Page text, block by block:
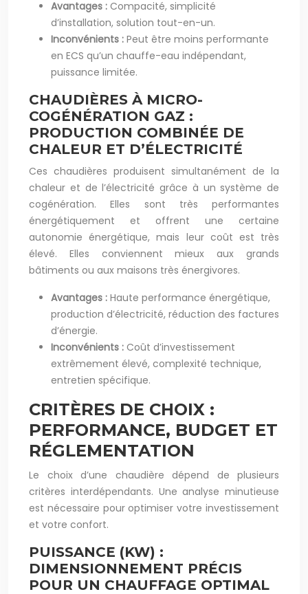
Avantages : Compacité, simplicité
d’installation, solution tout-en-un.
Inconvénients : Peut être moins performante
en ECS qu’un chauffe-eau indépendant,
puissance limitée.
CHAUDIÈRES À MICRO-
COGÉNÉRATION GAZ :
PRODUCTION COMBINÉE DE
CHALEUR ET D’ÉLECTRICITÉ
Ces chaudières produisent simultanément de la
chaleur et de l’électricité grâce à un système de
cogénération. Elles sont très performantes
énergétiquement et offrent une certaine
autonomie énergétique, mais leur coût est très
élevé. Elles conviennent mieux aux grands
bâtiments ou aux maisons très énergivores.
Avantages : Haute performance énergétique,
production d’électricité, réduction des factures
d’énergie.
Inconvénients : Coût d’investissement
extrêmement élevé, complexité technique,
entretien spécifique.
CRITÈRES DE CHOIX :
PERFORMANCE, BUDGET ET
RÉGLEMENTATION
Le choix d’une chaudière dépend de plusieurs
critères interdépendants. Une analyse minutieuse
est nécessaire pour optimiser votre investissement
et votre confort.
PUISSANCE (KW) :
DIMENSIONNEMENT PRÉCIS
POUR UN CHAUFFAGE OPTIMAL